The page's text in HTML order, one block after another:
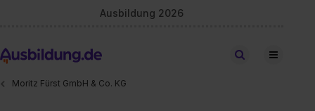
Ausbildung 2026
Stellen finden
Moritz Fürst GmbH & Co. KG